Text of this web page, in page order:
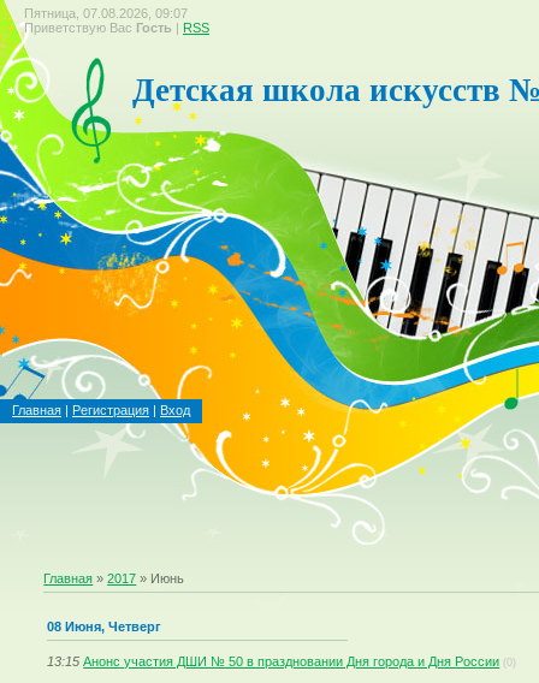
Пятница, 07.08.2026, 09:07
Приветствую Вас Гость | RSS
Детская школа искусств
Главная | Регистрация | Вход
Главная »2017 » Июнь
08 Июня, Четверг
13:15 Анонс участия ДШИ № 50 в праздновании Дня города и Дня России (0)